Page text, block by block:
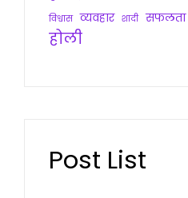
विश्वास व्यवहार शादी सफलता
होली
Post List